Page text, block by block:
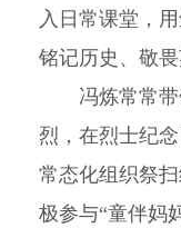
入日常课堂，
铭记历史、敬
冯炼常常带
烈，在烈士纪
常态化组织祭
极参与“童伴妈